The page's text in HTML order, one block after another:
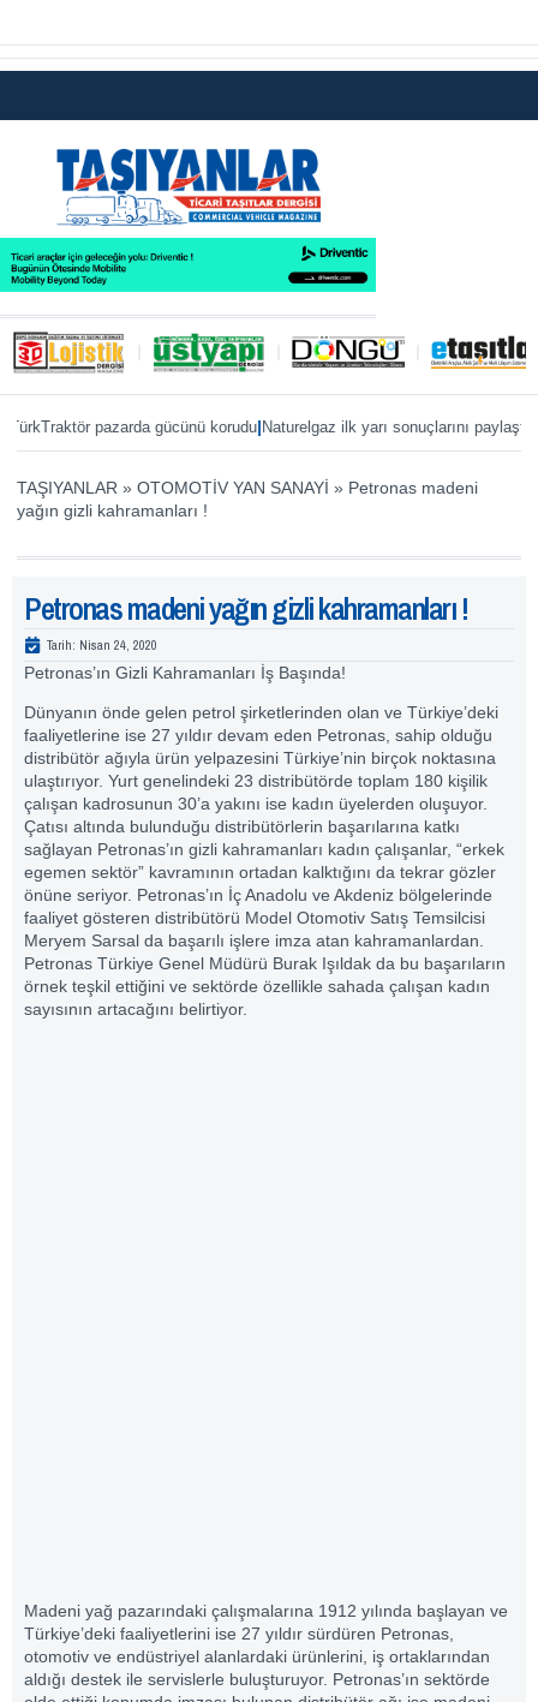
pazarda gücünü korudu|Naturelgaz ilk yarı sonuçlarını paylaştı|
TAŞIYANLAR » OTOMOTİV YAN SANAYİ » Petronas madeni
yağın gizli kahramanları !
Petronas madeni yağın gizli kahramanları !
Tarih: Nisan 24, 2020
Petronas’ın Gizli Kahramanları İş Başında!
Dünyanın önde gelen petrol şirketlerinden olan ve Türkiye’deki
faaliyetlerine ise 27 yıldır devam eden Petronas, sahip olduğu
distribütör ağıyla ürün yelpazesini Türkiye’nin birçok noktasına
ulaştırıyor. Yurt genelindeki 23 distribütörde toplam 180 kişilik
çalışan kadrosunun 30’a yakını ise kadın üyelerden oluşuyor.
Çatısı altında bulunduğu distribütörlerin başarılarına katkı
sağlayan Petronas’ın gizli kahramanları kadın çalışanlar, “erkek
egemen sektör” kavramının ortadan kalktığını da tekrar gözler
önüne seriyor. Petronas’ın İç Anadolu ve Akdeniz bölgelerinde
faaliyet gösteren distribütörü Model Otomotiv Satış Temsilcisi
Meryem Sarsal da başarılı işlere imza atan kahramanlardan.
Petronas Türkiye Genel Müdürü Burak Işıldak da bu başarıların
örnek teşkil ettiğini ve sektörde özellikle sahada çalışan kadın
sayısının artacağını belirtiyor.
Madeni yağ pazarındaki çalışmalarına 1912 yılında başlayan ve
Türkiye’deki faaliyetlerini ise 27 yıldır sürdüren Petronas,
otomotiv ve endüstriyel alanlardaki ürünlerini, iş ortaklarından
aldığı destek ile servislerle buluşturuyor. Petronas’ın sektörde